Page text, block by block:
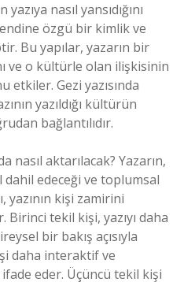
nasıl yansıdığını
özgü bir kimlik ve
Bu yapılar, yazarın bir
ve o kültürle olan ilişkisinin
etkiler. Gezi yazısında
yazıldığı kültürün
bağlantılıdır.
nasıl aktarılacak? Yazarın,
edeceği ve toplumsal
yazının kişi zamirini
tekil kişi, yazıyı daha
bir bakış açısıyla
daha interaktif ve
eder. Üçüncü tekil kişi